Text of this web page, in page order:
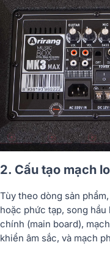
2. Cấu tạo mạch
Tùy theo dòng sản phẩm,
hoặc phức tạp, song
chính (main board),
khiển âm sắc, và mạch